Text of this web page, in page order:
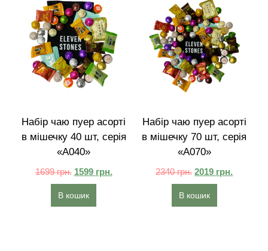
Набір чаю пуер асорті
в мішечку 40 шт, серія
«A040»
1699грн. 1599 грн.
В кошик
Набір чаю пуер асорті
в мішечку 70 шт, серія
«A070»
2340грн. 2019 грн.
В кошик